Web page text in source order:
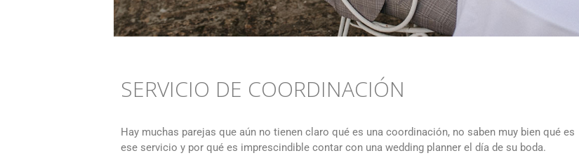
SERVICIO DE COORDINACIÓN
Hay muchas parejas que aún no tienen claro qué es una coordinación, no saben muy bien qué es
ese servicio y por qué es imprescindible contar con una wedding planner el día de su boda.